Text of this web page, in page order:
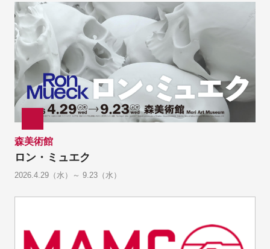
森美術館
ロン・ミュエク
2026.4.29（水）～ 9.23（水）